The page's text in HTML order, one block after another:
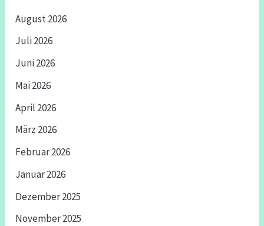
August 2026
Juli 2026
Juni 2026
Mai 2026
April 2026
März 2026
Februar 2026
Januar 2026
Dezember 2025
November 2025